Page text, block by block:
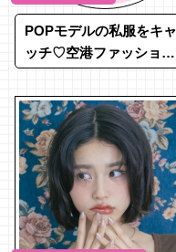
POPモデルの私服をキャ
ッチ♡空港ファッション